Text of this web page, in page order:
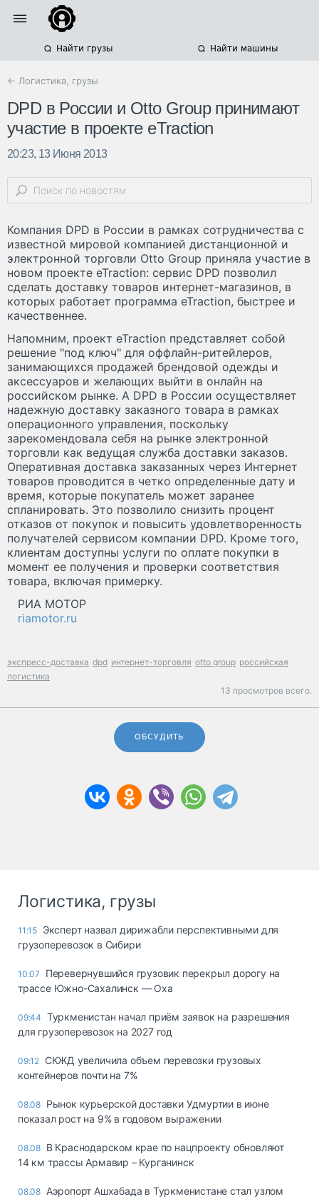
Найти грузы Найти машины
← Логистика, грузы
DPD в России и Otto Group принимают
участие в проекте eTraction
20:23, 13 Июня 2013
Компания DPD в России в рамках сотрудничества с
известной мировой компанией дистанционной и
электронной торговли Otto Group приняла участие в
новом проекте eTraction: сервис DPD позволил
сделать доставку товаров интернет-магазинов, в
которых работает программа eTraction, быстрее и
качественнее.
Напомним, проект eTraction представляет собой
решение "под ключ" для оффлайн-ритейлеров,
занимающихся продажей брендовой одежды и
аксессуаров и желающих выйти в онлайн на
российском рынке. А DPD в России осуществляет
надежную доставку заказного товара в рамках
операционного управления, поскольку
зарекомендовала себя на рынке электронной
торговли как ведущая служба доставки заказов.
Оперативная доставка заказанных через Интернет
товаров проводится в четко определенные дату и
время, которые покупатель может заранее
спланировать. Это позволило снизить процент
отказов от покупок и повысить удовлетворенность
получателей сервисом компании DPD. Кроме того,
клиентам доступны услуги по оплате покупки в
момент ее получения и проверки соответствия
товара, включая примерку.
РИА МОТОР
riamotor.ru
экспресс-доставка dpd интернет-торговля otto group российская
логистика
13 просмотров всего.
ОБСУДИТЬ
Логистика, грузы
11:15 Эксперт назвал дирижабли перспективными для
грузоперевозок в Сибири
10:07
Перевернувшийся грузовик перекрыл дорогу на
трассе Южно-Сахалинск — Оха
09:44 Туркменистан начал приём заявок на разрешения
для грузоперевозок на 2027 год
09:12 СКЖД увеличила объем перевозки грузовых
контейнеров почти на 7%
08.08 Рынок курьерской доставки Удмуртии в июне
показал рост на 9% в годовом выражении
08.08 В Краснодарском крае по нацпроекту обновляют
14 км трассы Армавир – Курганинск
08.08 Аэропорт Ашхабада в Туркменистане стал узлом